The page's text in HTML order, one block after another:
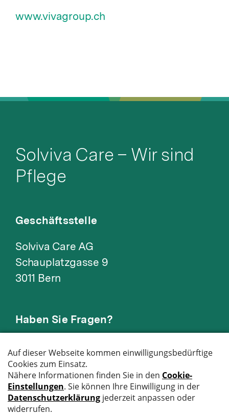
www.vivagroup.ch
Solviva Care – Wir sind
Pflege
Geschäftsstelle
Solviva Care AG
Schauplatzgasse 9
3011 Bern
Haben Sie Fragen?
E-Mail
031 335 03 03